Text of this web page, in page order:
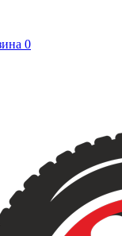
0